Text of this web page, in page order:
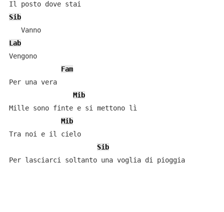
Sib
   Vanno
Lab
Vengono
Fam
Per una vera
Mib
Mille sono finte e si mettono lì
Mib
Tra noi e il cielo
Sib
Per lasciarci soltanto una voglia di pioggia